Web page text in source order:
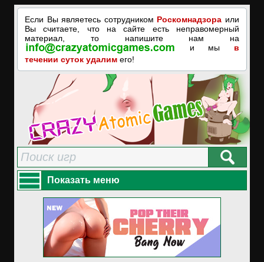
Если Вы являетесь сотрудником Роскомнадзора или
Вы считаете, что на сайте есть неправомерный
материал, то напишите нам на
и мы в
течении суток удалим его!
Показать меню